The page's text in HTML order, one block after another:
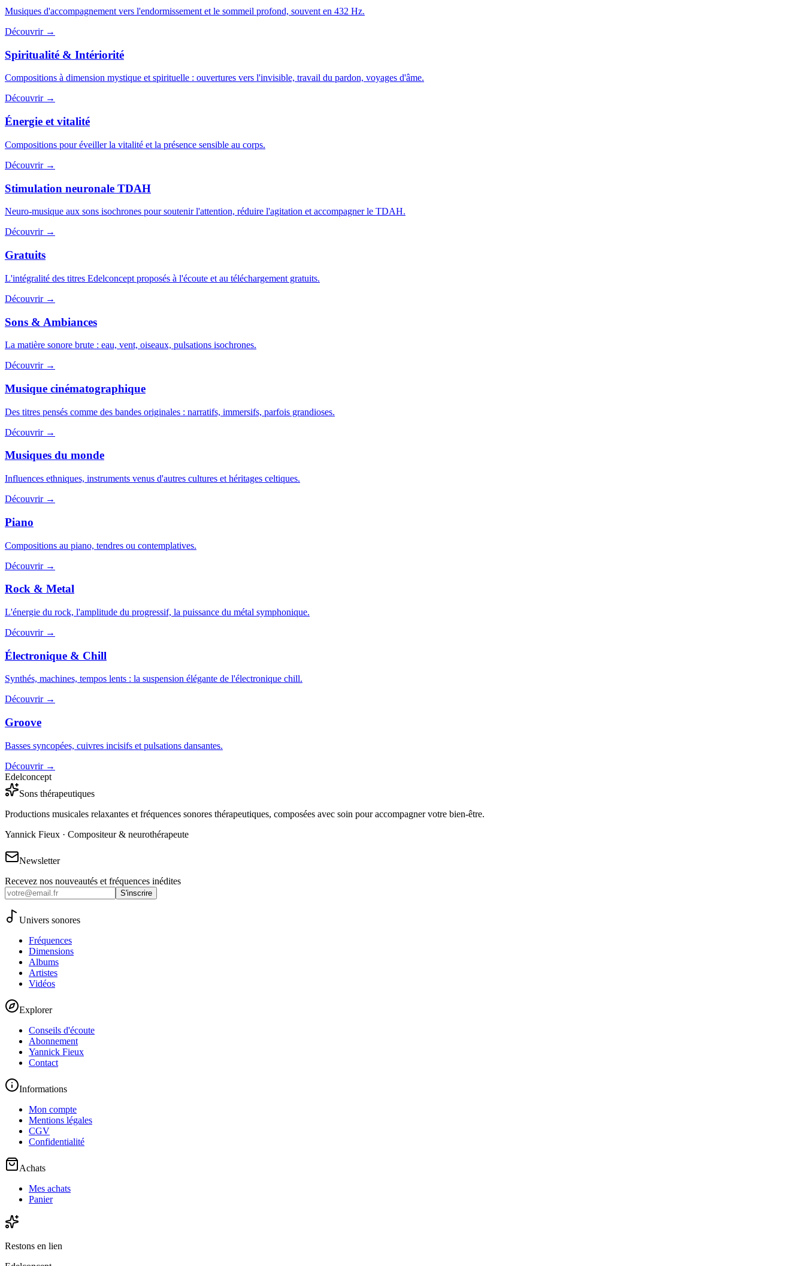
Musiques d'accompagnement vers l'endormissement et le sommeil profond, souvent en 432 Hz.
Découvrir →
Spiritualité & Intériorité
Compositions à dimension mystique et spirituelle : ouvertures vers l'invisible, travail du pardon, voyages d'âme.
Découvrir →
Énergie et vitalité
Compositions pour éveiller la vitalité et la présence sensible au corps.
Découvrir →
Stimulation neuronale TDAH
Neuro-musique aux sons isochrones pour soutenir l'attention, réduire l'agitation et accompagner le TDAH.
Découvrir →
Gratuits
L'intégralité des titres Edelconcept proposés à l'écoute et au téléchargement gratuits.
Découvrir →
Sons & Ambiances
La matière sonore brute : eau, vent, oiseaux, pulsations isochrones.
Découvrir →
Musique cinématographique
Des titres pensés comme des bandes originales : narratifs, immersifs, parfois grandioses.
Découvrir →
Musiques du monde
Influences ethniques, instruments venus d'autres cultures et héritages celtiques.
Découvrir →
Piano
Compositions au piano, tendres ou contemplatives.
Découvrir →
Rock & Metal
L'énergie du rock, l'amplitude du progressif, la puissance du métal symphonique.
Découvrir →
Électronique & Chill
Synthés, machines, tempos lents : la suspension élégante de l'électronique chill.
Découvrir →
Groove
Basses syncopées, cuivres incisifs et pulsations dansantes.
Découvrir →
Edelconcept
Sons thérapeutiques
Productions musicales relaxantes et fréquences sonores thérapeutiques, composées avec soin pour accompagner votre bien-être.
Yannick Fieux · Compositeur & neurothérapeute
Newsletter
Recevez nos nouveautés et fréquences inédites
S'inscrire
Univers sonores
Fréquences
Dimensions
Albums
Artistes
Vidéos
Explorer
Conseils d'écoute
Abonnement
Yannick Fieux
Contact
Informations
Mon compte
Mentions légales
CGV
Confidentialité
Achats
Mes achats
Panier
Restons en lien